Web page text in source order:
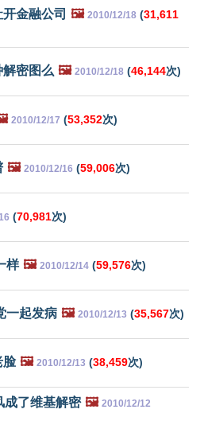
金融公司 🖼️ 2010/12/18 (31,611
密图么 🖼️ 2010/12/18 (46,144次)
2010/12/17 (53,352次)
🖼️ 2010/12/16 (59,006次)
(70,981次)
样 🖼️ 2010/12/14 (59,576次)
一起发病 🖼️ 2010/12/13 (35,567次)
脸 🖼️ 2010/12/13 (38,459次)
成了维基解密 🖼️ 2010/12/12